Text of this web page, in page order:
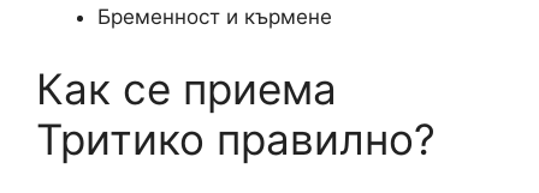
Бременност и кърмене
Как се приема
Тритико правилно?